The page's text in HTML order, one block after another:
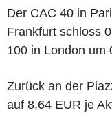
Der CAC 40 in
Frankfurt schloss
100 in London um
Zurück an der
auf 8,64 EUR je